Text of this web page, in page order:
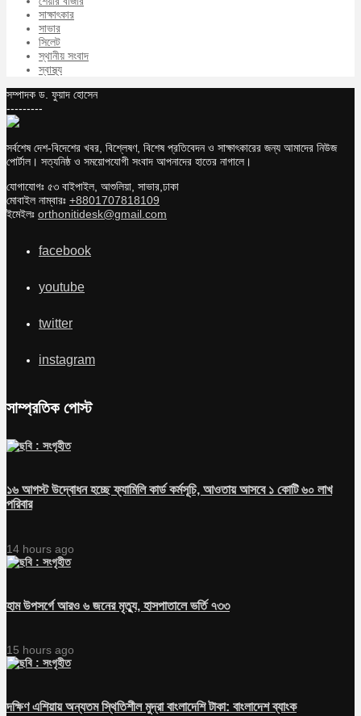
সাক্ষাৎকার
সাভার
সিলেট
স্থানীয় সংবাদ
স্বাস্থ্য
সম্পাদক ড. ফুয়াদ হোসেন
---------
সর্বশেষ দেশ-বিদেশের খবর, বিশ্লেষণ, বিশেষ প্রতিবেদন ও সাক্ষাৎকারের জন্য আমাদের নিউজ
পোর্টাল। সত্যনিষ্ঠ ও সময়োপযোগী সংবাদ আপনাদের হাতের নাগালে।
যোগাযোগঃ ৫৩ বাইপাইল, আশুলিয়া, সাভার,ঢাকা
মোবাইল নাম্বারঃ +8801707818109
ইমেইলঃ orthonitidesk@gmail.com
facebook
youtube
twitter
instagram
সাম্প্রতিক পোস্ট
১৬ আগস্ট উদ্বোধন হচ্ছে ফ্যামিলি কার্ড কর্মসূচি, আওতায় আসবে ১ কোটি ৬০ লাখ
পরিবার
14 hours ago
হাম উপসর্গে আরও ৬ জনের মৃত্যু, হাসপাতালে ভর্তি ৭৩৩
15 hours ago
দক্ষিণ এশিয়ায় অন্যতম স্থিতিশীল মুদ্রা বাংলাদেশি টাকা: বাংলাদেশ ব্যাংক